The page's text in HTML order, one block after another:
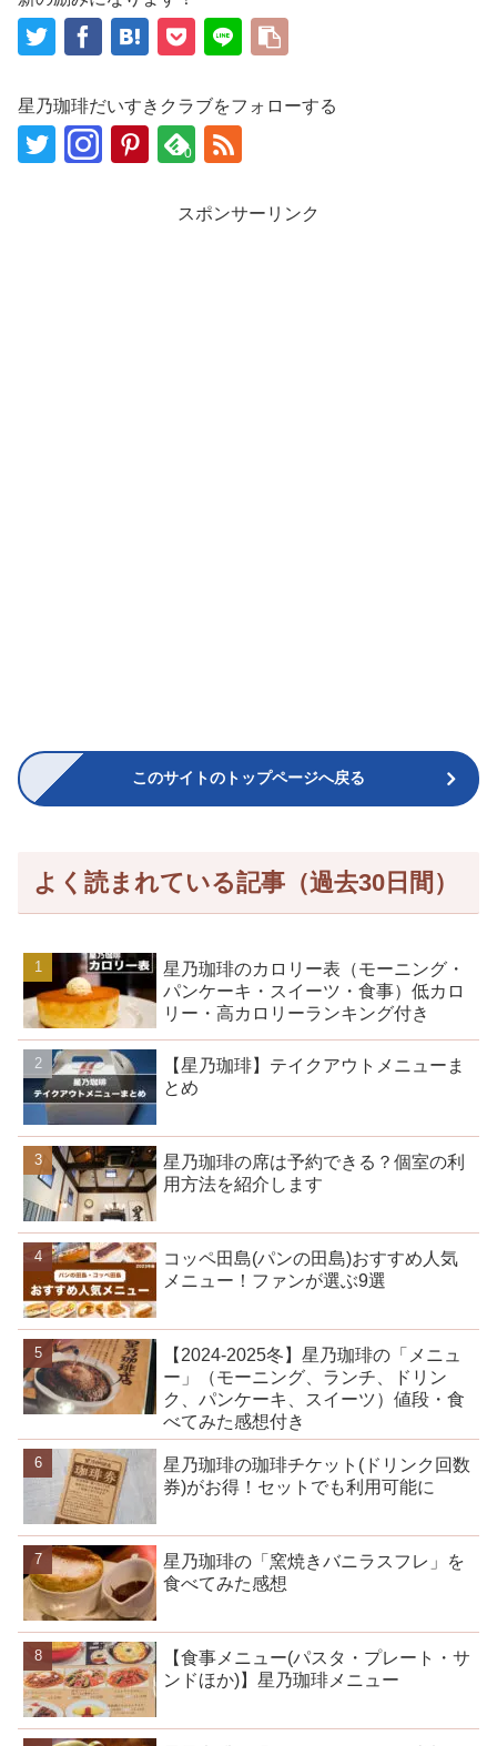
星乃珈琲だいすきクラブをフォローする
0
スポンサーリンク
このサイトのトップページへ戻る
よく読まれている記事（過去30日間）
星乃珈琲のカロリー表（モーニング・
パンケーキ・スイーツ・食事）低カロ
リー・高カロリーランキング付き
【星乃珈琲】テイクアウトメニューま
とめ
星乃珈琲の席は予約できる？個室の利
用方法を紹介します
コッペ田島(パンの田島)おすすめ人気
メニュー！ファンが選ぶ9選
【2024-2025冬】星乃珈琲の「メニュ
ー」（モーニング、ランチ、ドリン
ク、パンケーキ、スイーツ）値段・食
べてみた感想付き
星乃珈琲の珈琲チケット(ドリンク回数
券)がお得！セットでも利用可能に
星乃珈琲の「窯焼きバニラスフレ」を
食べてみた感想
【食事メニュー(パスタ・プレート・サ
ンドほか)】星乃珈琲メニュー